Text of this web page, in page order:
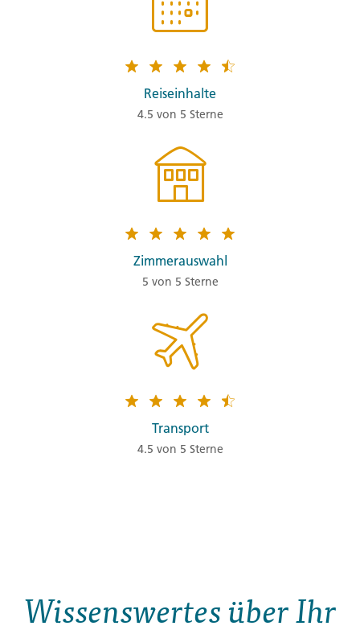
Reiseinhalte
4.5 von 5 Sterne
Zimmerauswahl
5 von 5 Sterne
Transport
4.5 von 5 Sterne
Wissenswertes über Ihr